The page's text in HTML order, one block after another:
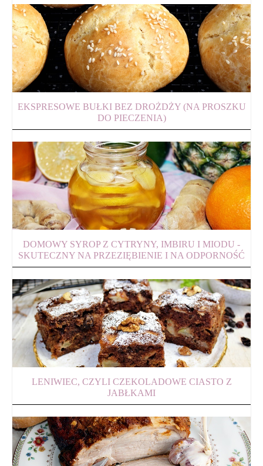
EKSPRESOWE BUŁKI BEZ DROŻDŻY (NA PROSZKU
DO PIECZENIA)
DOMOWY SYROP Z CYTRYNY, IMBIRU I MIODU -
SKUTECZNY NA PRZEZIĘBIENIE I NA ODPORNOŚĆ
LENIWIEC, CZYLI CZEKOLADOWE CIASTO Z
JABŁKAMI